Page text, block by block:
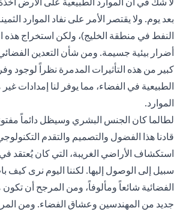
بعد يوم. ولا يقتصر الأمر على نفاد الموارد
النفط في منطقة الخليج)، ولكن استخراج هذه
أضرار بيئية جسيمة. ومن شأن التعدين
كبير من هذه التأثيرات المدمرة نظراً لوجود
الطبيعية في الفضاء، مما يوفر لنا إمدادات
الموارد.
لطالما كان الجنس البشري وسيظل دائماً
قادنا هذا الفضول والتصميم والتقدم
استكشاف الأراضي الغريبة، التي كان يُعتقد في
سبيل إلى الوصول إليها. لكننا اليوم نرى كيف
الفضائية شائعاً ومألوفاً، ومن المرجح أن
جديد من المهندسين وعشاق الفضاء. ومن